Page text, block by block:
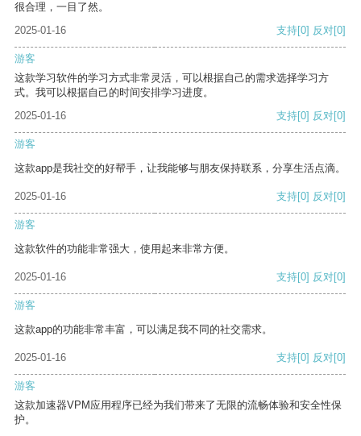
很合理，一目了然。
2025-01-16
支持[0] 反对[0]
游客
这款学习软件的学习方式非常灵活，可以根据自己的需求选择学习方
式。我可以根据自己的时间安排学习进度。
2025-01-16
支持[0] 反对[0]
游客
这款app是我社交的好帮手，让我能够与朋友保持联系，分享生活点滴。
2025-01-16 支持[0] 反对[0]
游客
这款软件的功能非常强大，使用起来非常方便。
2025-01-16 支持[0] 反对[0]
游客
这款app的功能非常丰富，可以满足我不同的社交需求。
2025-01-16 支持[0] 反对[0]
游客
这款加速器VPM应用程序已经为我们带来了无限的流畅体验和安全性保
护。